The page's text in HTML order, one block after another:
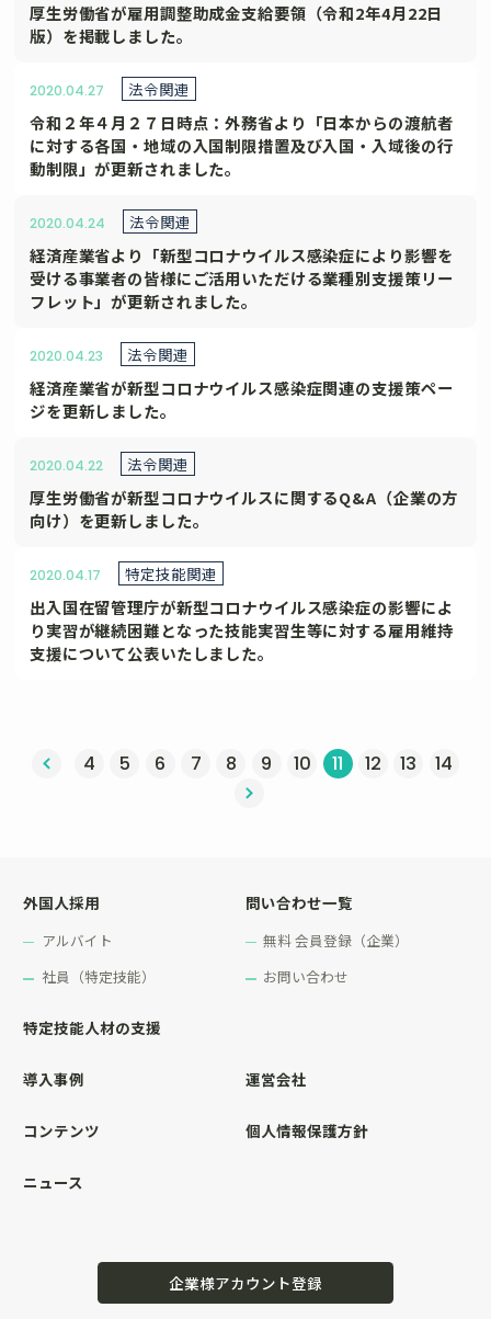
厚生労働省が雇用調整助成金支給要領（令和2年4月22日
版）を掲載しました。
2020.04.27 法令関連
令和２年４月２７日時点：外務省より「日本からの渡航者
に対する各国・地域の入国制限措置及び入国・入域後の行
動制限」が更新されました。
2020.04.24 法令関連
経済産業省より「新型コロナウイルス感染症により影響を
受ける事業者の皆様にご活用いただける業種別支援策リー
フレット」が更新されました。
2020.04.23 法令関連
経済産業省が新型コロナウイルス感染症関連の支援策ペー
ジを更新しました。
2020.04.22 法令関連
厚生労働省が新型コロナウイルスに関するQ&A（企業の方
向け）を更新しました。
2020.04.17 特定技能関連
出入国在留管理庁が新型コロナウイルス感染症の影響によ
り実習が継続困難となった技能実習生等に対する雇用維持
支援について公表いたしました。
4 5 6 7 8 9 10 11 12 13
14
外国人採用
アルバイト
社員（特定技能）
特定技能人材の支援
導入事例
コンテンツ
ニュース
問い合わせ一覧
無料 会員登録（企業）
お問い合わせ
運営会社
個人情報保護方針
企業様アカウント登録